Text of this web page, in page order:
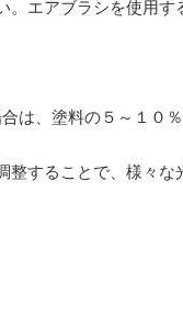
。エアブラシを使用す
は、塗料の５～１０
整することで、様々な